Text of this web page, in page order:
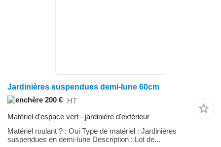
Jardinières suspendues demi-lune 60cm
200 € HT
Matériel d'espace vert - jardinière d'extérieur
Matériel roulant ? : Oui Type de matériel : Jardinières
suspendues en demi-lune Description : Lot de...